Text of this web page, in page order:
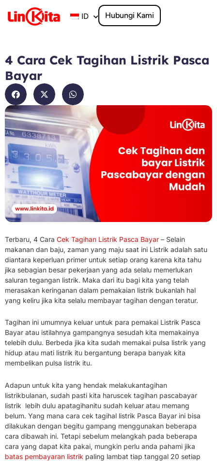
konten
ID Hubungi Kami
4 Cara Cek Tagihan Listrik Pasca
Bayar
Terbaru, 4 Cara Cek Tagihan Listrik Pasca Bayar – Selain
makanan dan baju, zaman yang maju saat ini Listrik adalah satu
diantara keperluan primer untuk setiap orang karena kita tahu
jika sebagian besar pekerjaan yang ada selalu memerlukan
saluran tegangan listrik. Maka dari itu bagi kita yang telah
merasakan keringanan dalam pemakaian listrik bukanlah hal
yang keliru jika kita selalu membayar tagihan dengan teratur.
Tagihan ini umumnya keluar untuk para pemakai Listrik Pasca
Bayar atau istilahnya gampangnya sesudah kita memakainya
telebih dulu. Berbeda jika kita sudah memakai pulsa listrik yang
hidup atau mati listrik itu bergantung berapa banyak kita
membelikan pulsa listrik itu.
Adapun untuk kita yang hendak melakukantagihan
listrikbulanan, sudah pasti kita haruscek tagihan pascabayar
listrik lebih dulu apatagihanitu sudah keluar atau memang
belum. Yang mana cara cek tagihal listrik Pasca Bayar ini bisa
dilakukan dengan begitu gampang menggunakan beberapa
cara dibawah ini. Tetapi sebelum melangkah pada beberapa
cara yang dapat kita pakai, mungkin perlu anda pahami jika
batas pembayaran listrik paling lambat tiap tanggal 20 setiap